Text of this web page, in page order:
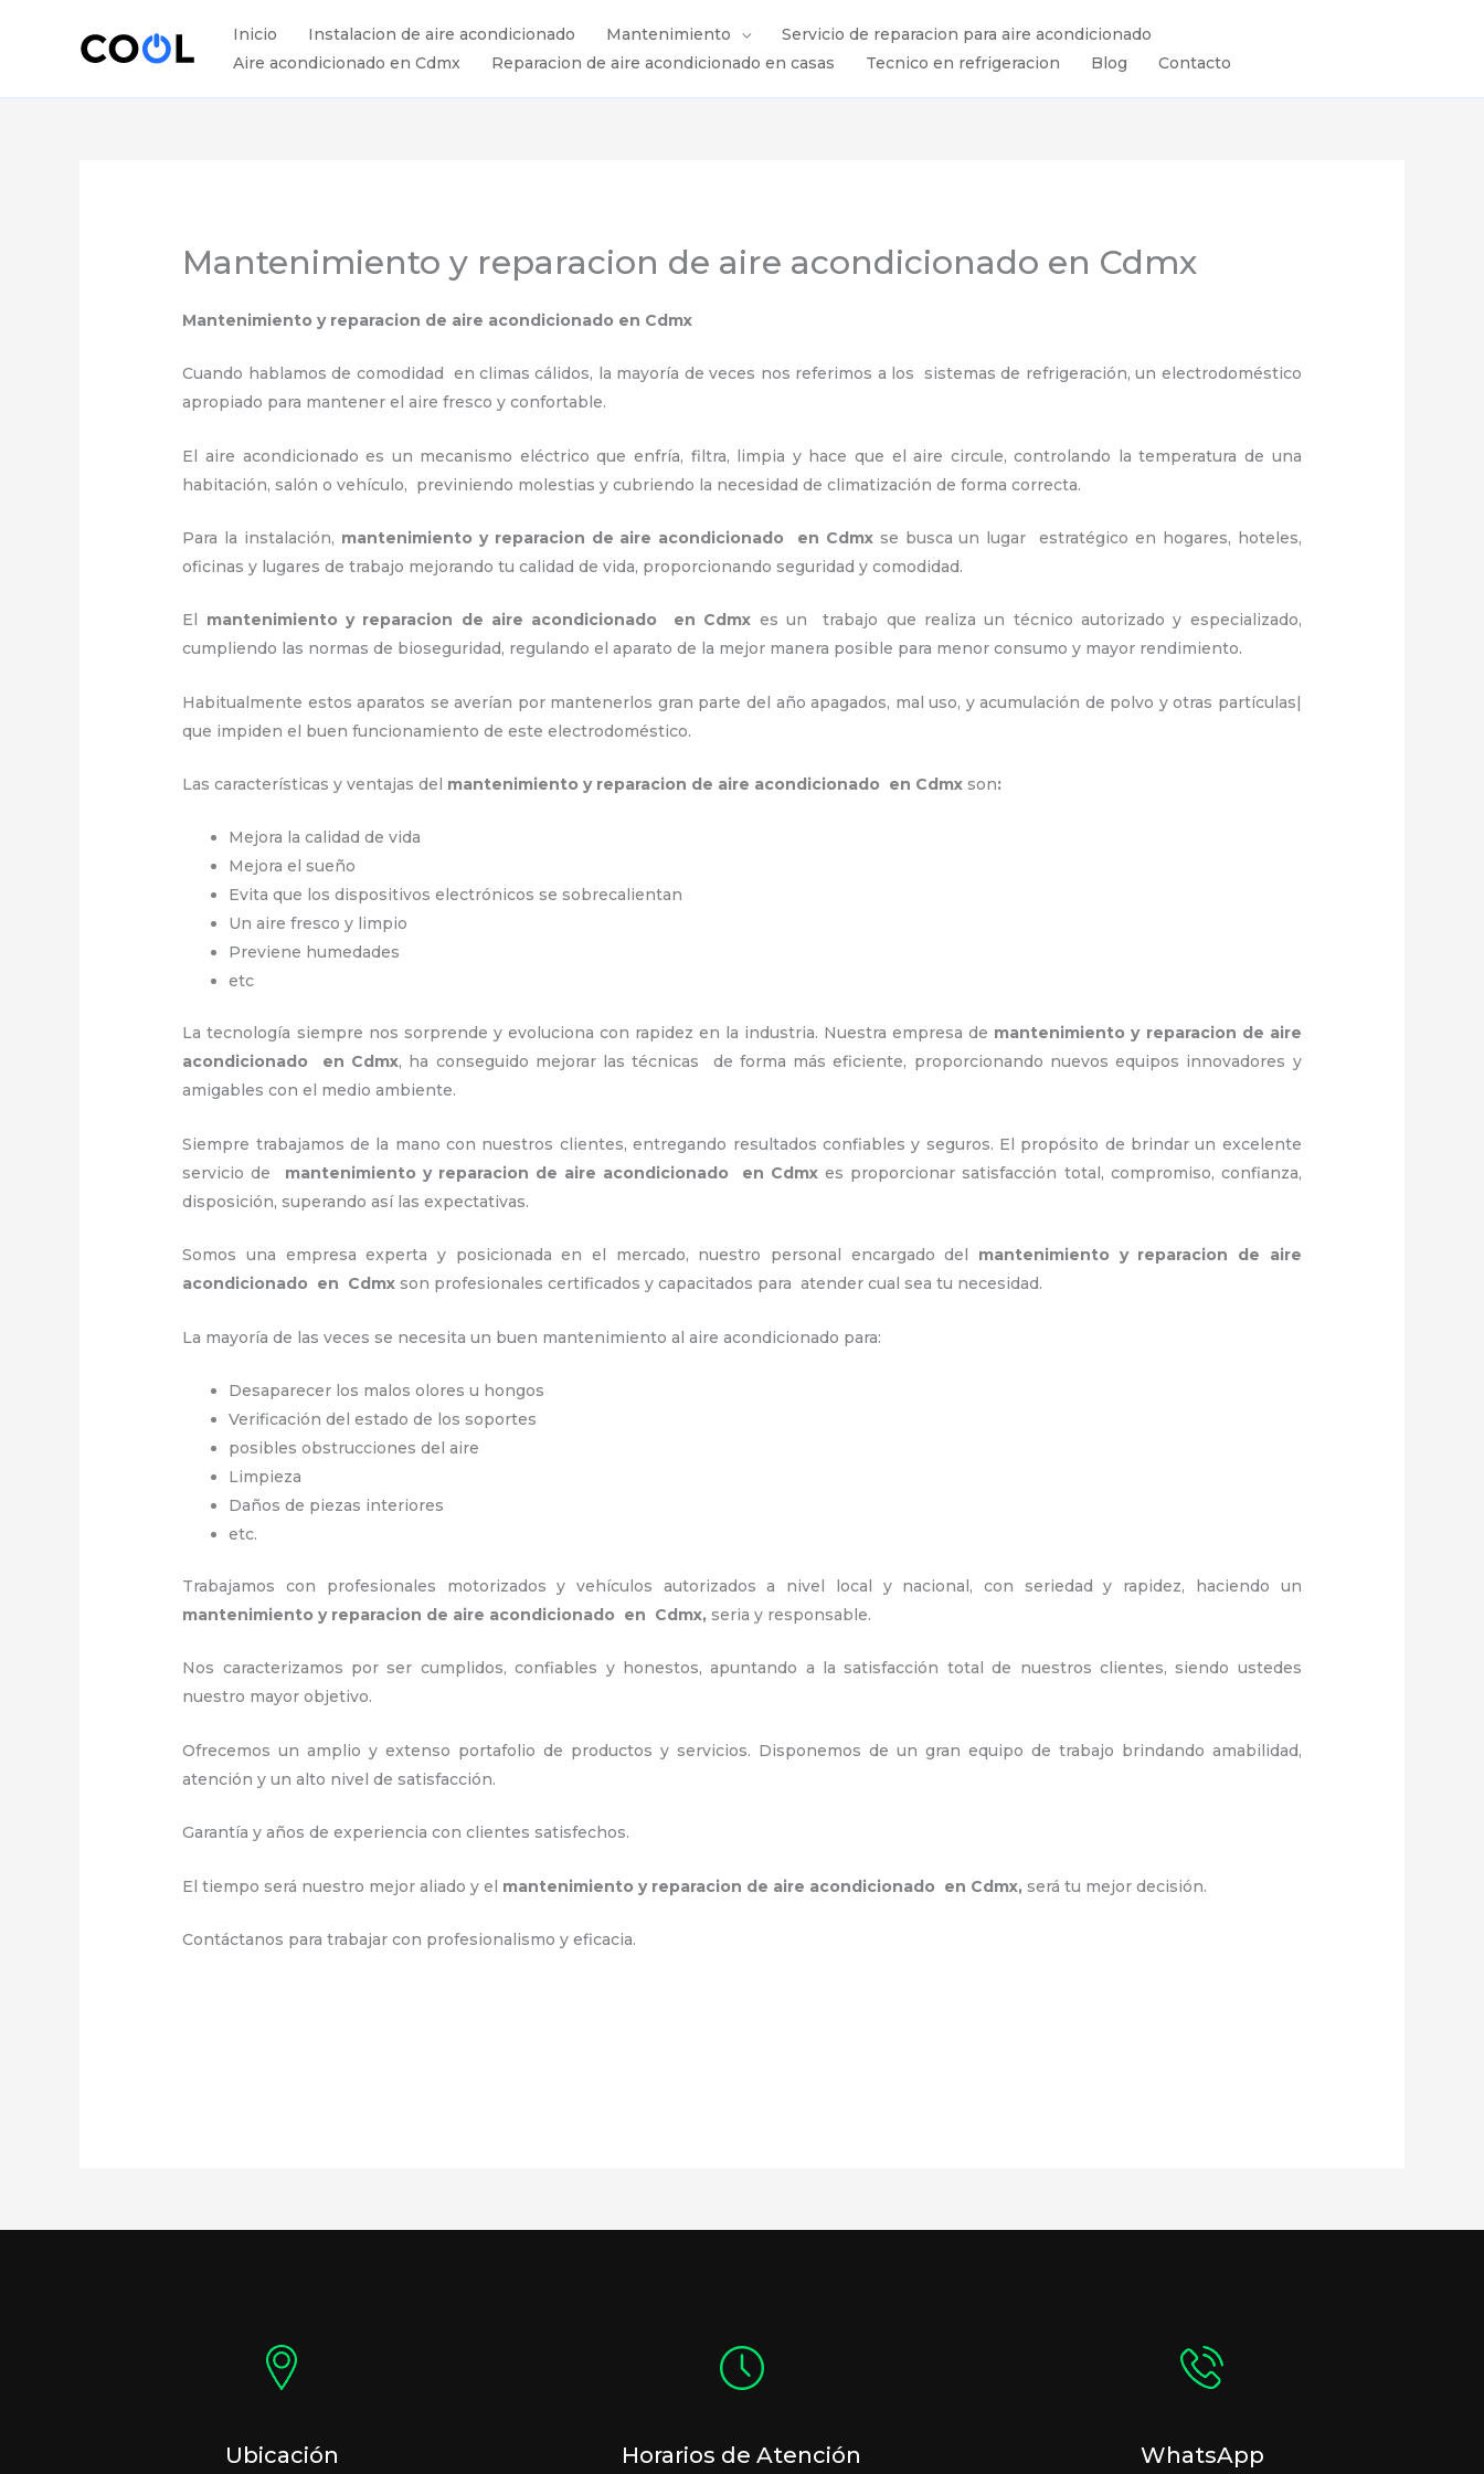
Inicio Instalacion de aire acondicionado Mantenimiento
Servicio de reparacion para aire acondicionado
Aire acondicionado en Cdmx
Reparacion de aire acondicionado en casas Tecnico en refrigeracion Blog Contacto
Mantenimiento y reparacion de aire acondicionado en Cdmx
Mantenimiento y reparacion de aire acondicionado en Cdmx
Cuando hablamos de comodidad en climas cálidos, la mayoría de veces nos referimos a los sistemas de refrigeración, un electrodoméstico
apropiado para mantener el aire fresco y confortable.
El aire acondicionado es un mecanismo eléctrico que enfría, filtra, limpia y hace que el aire circule, controlando la temperatura de una
habitación, salón o vehículo, previniendo molestias y cubriendo la necesidad de climatización de forma correcta.
Para la instalación, mantenimiento y reparacion de aire acondicionado en Cdmx se busca un lugar estratégico en hogares, hoteles,
oficinas y lugares de trabajo mejorando tu calidad de vida, proporcionando seguridad y comodidad.
El mantenimiento y reparacion de aire acondicionado en Cdmx es un
trabajo que realiza un técnico autorizado y especializado,
cumpliendo las normas de bioseguridad, regulando el aparato de la mejor manera posible para menor consumo y mayor rendimiento.
Habitualmente estos aparatos se averían por mantenerlos gran parte del año apagados, mal uso, y acumulación de polvo y otras partículas|
que impiden el buen funcionamiento de este electrodoméstico.
Las características y ventajas del mantenimiento y reparacion de aire acondicionado en Cdmxson:
Mejora la calidad de vida
Mejora el sueño
Evita que los dispositivos electrónicos se sobrecalientan
Un aire fresco y limpio
Previene humedades
etc
La tecnología siempre nos sorprende y evoluciona con rapidez en la industria. Nuestra empresa de mantenimiento y reparacion de aire
acondicionado en Cdmx, ha conseguido mejorar las técnicas de forma más eficiente, proporcionando nuevos equipos innovadores y
amigables con el medio ambiente.
Siempre trabajamos de la mano con nuestros clientes, entregando resultados confiables y seguros. El propósito de brindar un excelente
servicio de mantenimiento y reparacion de aire acondicionado en Cdmx es proporcionar satisfacción total, compromiso, confianza,
disposición, superando así las expectativas.
Somos una empresa experta y posicionada en el mercado, nuestro personal encargado del mantenimiento y reparacion de aire
acondicionado en Cdmx son profesionales certificados y capacitados para atender cual sea tu necesidad.
La mayoría de las veces se necesita un buen mantenimiento al aire acondicionado para:
Desaparecer los malos olores u hongos
Verificación del estado de los soportes
posibles obstrucciones del aire
Limpieza
Daños de piezas interiores
etc.
Trabajamos con profesionales motorizados y vehículos autorizados a nivel local y nacional, con seriedad y rapidez, haciendo un
mantenimiento y reparacion de aire acondicionado en Cdmx,seria y responsable.
Nos caracterizamos por ser cumplidos, confiables y honestos, apuntando a la satisfacción total de nuestros clientes, siendo ustedes
nuestro mayor objetivo.
Ofrecemos un amplio y extenso portafolio de productos y servicios. Disponemos de un gran equipo de trabajo brindando amabilidad,
atención y un alto nivel de satisfacción.
Garantía y años de experiencia con clientes satisfechos.
El tiempo será nuestro mejor aliado y el mantenimiento y reparacion de aire acondicionado en Cdmx,será tu mejor decisión.
Contáctanos para trabajar con profesionalismo y eficacia.
Ubicación Horarios de Atención WhatsApp